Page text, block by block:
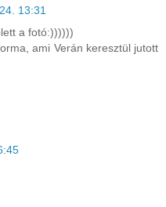
13:31
a fotó:))))))
ami Verán keresztül jutott